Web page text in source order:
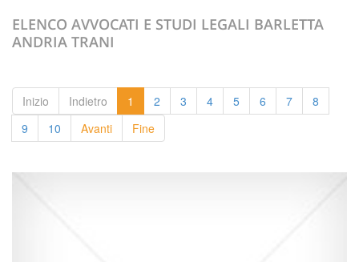
ELENCO AVVOCATI E STUDI LEGALI BARLETTA
ANDRIA TRANI
Inizio Indietro 1 2 3 4 5 6 7
8
9
10 Avanti Fine